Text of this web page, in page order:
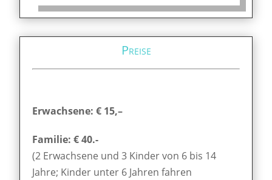
Preise
Erwachsene: € 15,–
Familie: € 40.-
(2 Erwachsene und 3 Kinder von 6 bis 14
Jahre; Kinder unter 6 Jahren fahren